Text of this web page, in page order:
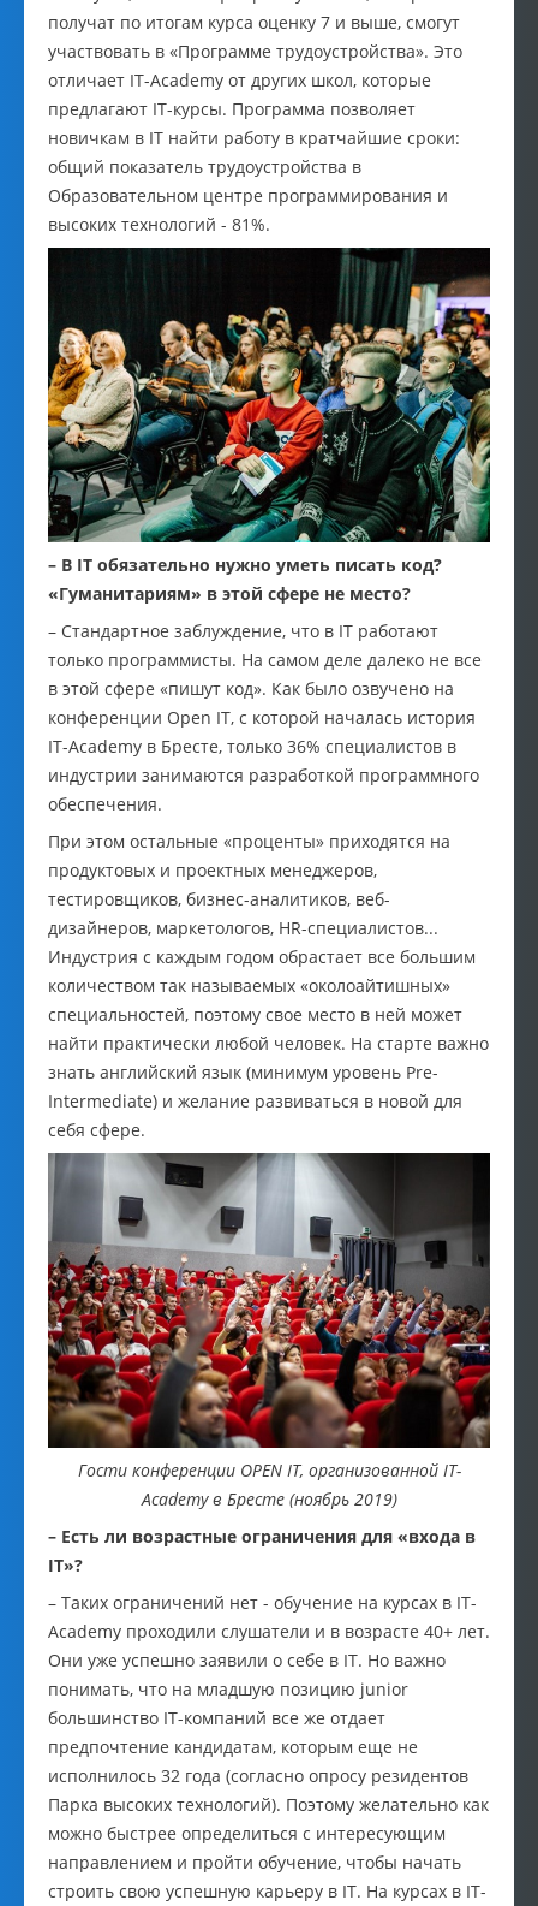
получат по итогам курса оценку 7 и выше, смогут
участвовать в «Программе трудоустройства». Это
отличает IT-Academy от других школ, которые
предлагают IT-курсы. Программа позволяет
новичкам в IT найти работу в кратчайшие сроки:
общий показатель трудоустройства в
Образовательном центре программирования и
высоких технологий - 81%.
– В IT обязательно нужно уметь писать код?
«Гуманитариям» в этой сфере не место?
– Стандартное заблуждение, что в IT работают
только программисты. На самом деле далеко не все
в этой сфере «пишут код». Как было озвучено на
конференции Open IT, с которой началась история
IT-Academy в Бресте, только 36% специалистов в
индустрии занимаются разработкой программного
обеспечения.
При этом остальные «проценты» приходятся на
продуктовых и проектных менеджеров,
тестировщиков, бизнес-аналитиков, веб-
дизайнеров, маркетологов, HR-специалистов...
Индустрия с каждым годом обрастает все большим
количеством так называемых «околоайтишных»
специальностей, поэтому свое место в ней может
найти практически любой человек. На старте важно
знать английский язык (минимум уровень Pre-
Intermediate) и желание развиваться в новой для
себя сфере.
Гости конференции OPEN IT, организованной IT-
Academy в Бресте (ноябрь 2019)
– Есть ли возрастные ограничения для «входа в
IT»?
– Таких ограничений нет - обучение на курсах в IT-
Academy проходили слушатели и в возрасте 40+ лет.
Они уже успешно заявили о себе в IT. Но важно
понимать, что на младшую позицию junior
большинство IT-компаний все же отдает
предпочтение кандидатам, которым еще не
исполнилось 32 года (согласно опросу резидентов
Парка высоких технологий). Поэтому желательно как
можно быстрее определиться с интересующим
направлением и пройти обучение, чтобы начать
строить свою успешную карьеру в IT. На курсах в IT-